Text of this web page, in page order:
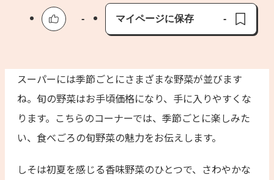
AJINOMOTO PARK とは
-
マイページに保存
保存済み
-
スーパーには季節ごとにさまざまな野菜が並びます
ね。旬の野菜はお手頃価格になり、手に入りやすくな
ります。こちらのコーナーでは、季節ごとに楽しみた
い、食べごろの旬野菜の魅力をお伝えします。
しそは初夏を感じる香味野菜のひとつで、さわやかな